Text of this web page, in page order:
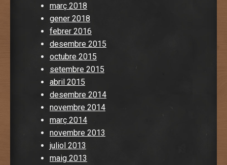
març 2018
gener 2018
febrer 2016
desembre 2015
octubre 2015
setembre 2015
abril 2015
desembre 2014
novembre 2014
març 2014
novembre 2013
juliol 2013
maig 2013